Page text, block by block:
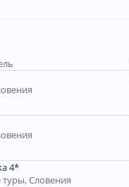
4*
Словения